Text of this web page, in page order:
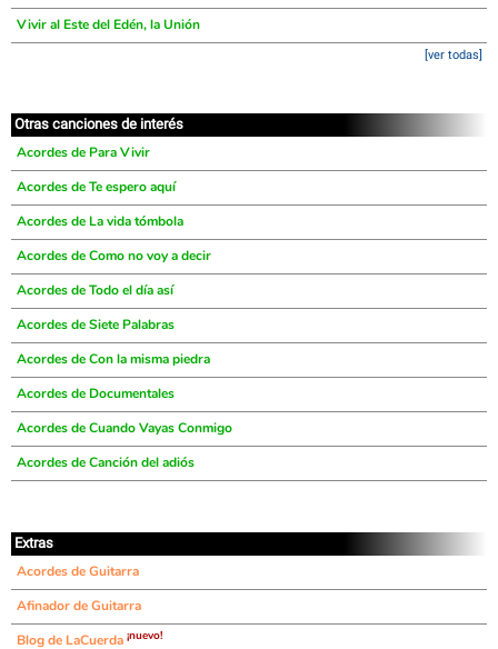
Vivir al Este del Edén, la Unión
[ver todas]
Otras canciones de interés
Acordes de Para Vivir
Acordes de Te espero aquí
Acordes de La vida tómbola
Acordes de Como no voy a decir
Acordes de Todo el día así
Acordes de Siete Palabras
Acordes de Con la misma piedra
Acordes de Documentales
Acordes de Cuando Vayas Conmigo
Acordes de Canción del adiós
Extras
Acordes de Guitarra
Afinador de Guitarra
Blog de LaCuerda ¡nuevo!